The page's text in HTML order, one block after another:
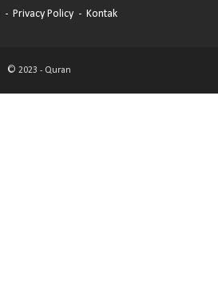
Privacy Policy Kontak
© 2023 - Quran